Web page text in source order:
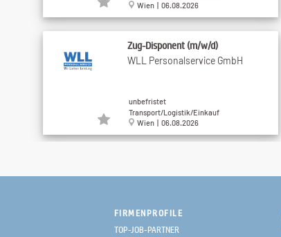
Wien | 06.08.2026
Zug-Disponent (m/w/d)
WLL Personalservice GmbH
unbefristet
Transport/Logistik/Einkauf
Wien | 06.08.2026
Administration ...
unbefristet
Transport/Logistik/Einkauf
FIRMENPROFILE
TOP-JOB-PARTNER